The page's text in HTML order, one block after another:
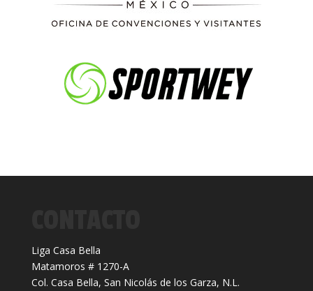
Liga Casa Bella
Matamoros # 1270-A
Col. Casa Bella, San Nicolás de los Garza, N.L.